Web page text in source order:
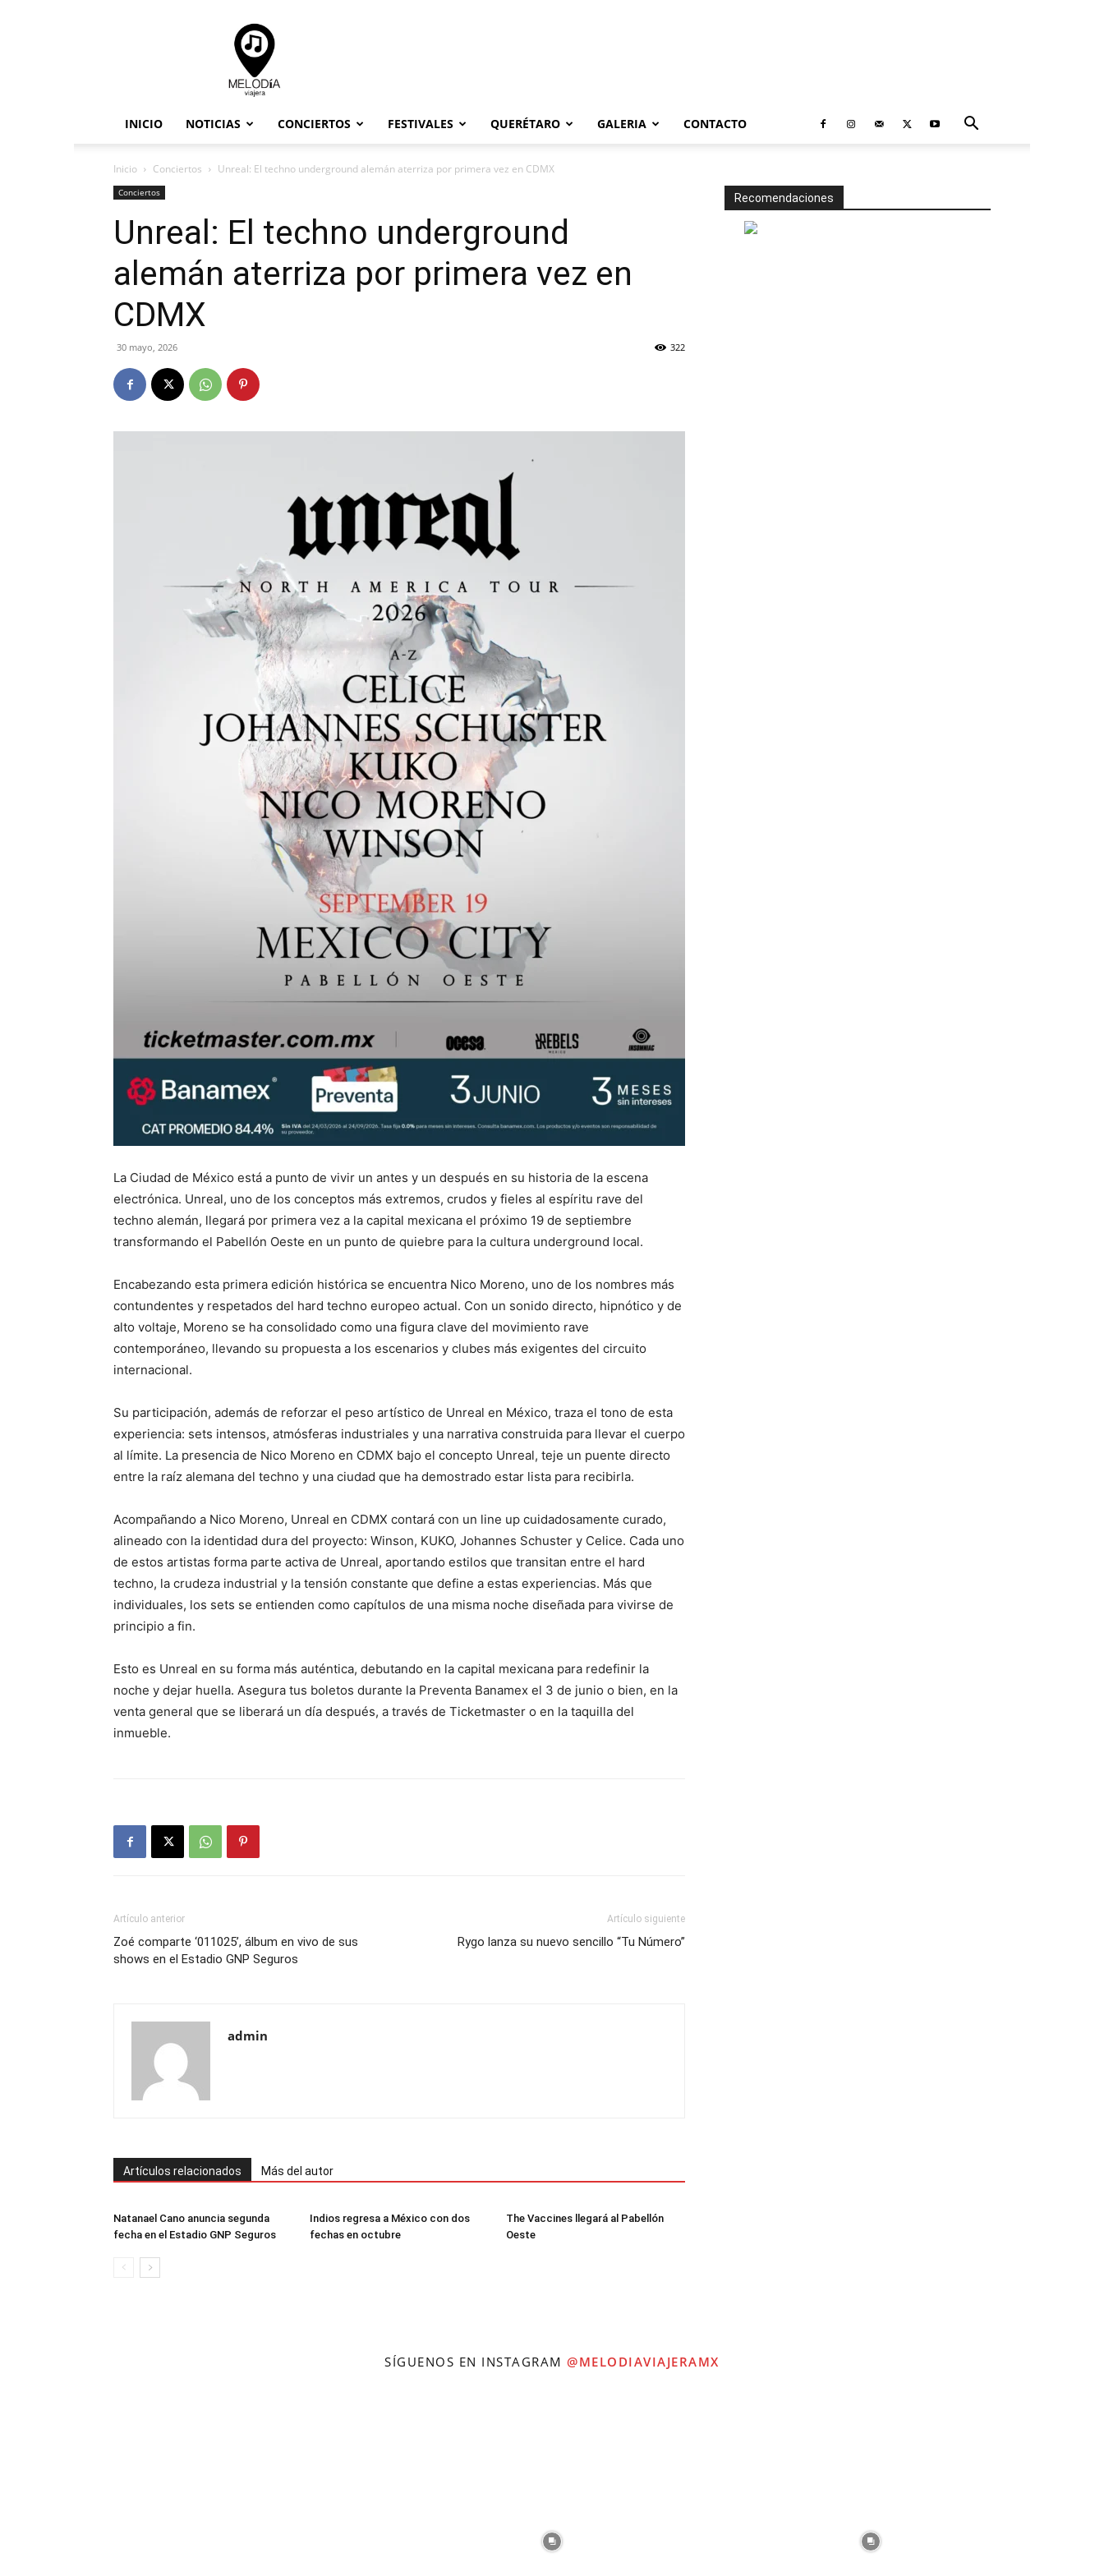
Melodia
Viajera
INICIO NOTICIAS CONCIERTOS FESTIVALES QUERÉTARO GALERIA CONTACTO
Inicio Conciertos Unreal: El techno underground alemán aterriza por primera vez en CDMX
Conciertos
Unreal: El techno underground
alemán aterriza por primera vez en
CDMX
30 mayo, 2026 322
La Ciudad de México está a punto de vivir un antes y un después en su historia de la escena
electrónica. Unreal, uno de los conceptos más extremos, crudos y fieles al espíritu rave del
techno alemán, llegará por primera vez a la capital mexicana el próximo 19 de septiembre
transformando el Pabellón Oeste en un punto de quiebre para la cultura underground local.
Encabezando esta primera edición histórica se encuentra Nico Moreno, uno de los nombres más
contundentes y respetados del hard techno europeo actual. Con un sonido directo, hipnótico y de
alto voltaje, Moreno se ha consolidado como una figura clave del movimiento rave
contemporáneo, llevando su propuesta a los escenarios y clubes más exigentes del circuito
internacional.
Su participación, además de reforzar el peso artístico de Unreal en México, traza el tono de esta
experiencia: sets intensos, atmósferas industriales y una narrativa construida para llevar el cuerpo
al límite. La presencia de Nico Moreno en CDMX bajo el concepto Unreal, teje un puente directo
entre la raíz alemana del techno y una ciudad que ha demostrado estar lista para recibirla.
Acompañando a Nico Moreno, Unreal en CDMX contará con un line up cuidadosamente curado,
alineado con la identidad dura del proyecto: Winson, KUKO, Johannes Schuster y Celice. Cada uno
de estos artistas forma parte activa de Unreal, aportando estilos que transitan entre el hard
techno, la crudeza industrial y la tensión constante que define a estas experiencias. Más que
individuales, los sets se entienden como capítulos de una misma noche diseñada para vivirse de
principio a fin.
Esto es Unreal en su forma más auténtica, debutando en la capital mexicana para redefinir la
noche y dejar huella. Asegura tus boletos durante la Preventa Banamex el 3 de junio o bien, en la
venta general que se liberará un día después, a través de Ticketmaster o en la taquilla del
inmueble.
Artículo anterior
Zoé comparte ‘011025’, álbum en vivo de sus
shows en el Estadio GNP Seguros
Artículo siguiente
Rygo lanza su nuevo sencillo “Tu Número”
admin
Artículos relacionados Más del autor
Natanael Cano anuncia segunda
fecha en el Estadio GNP Seguros
Indios regresa a México con dos
fechas en octubre
The Vaccines llegará al Pabellón
Oeste
Recomendaciones
SÍGUENOS EN INSTAGRAM@MELODIAVIAJERAMX